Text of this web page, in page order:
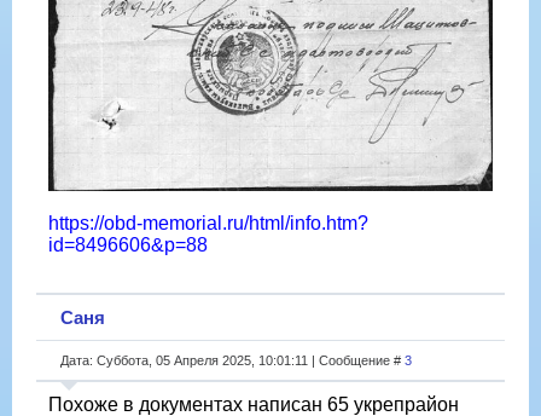
https://obd-memorial.ru/html/info.htm?
id=8496606&p=88
Саня
Дата: Суббота, 05 Апреля 2025, 10:01:11 | Сообщение # 3
Похоже в документах написан 65 укрепрайон